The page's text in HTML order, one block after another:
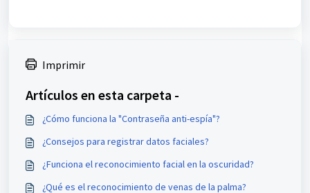
Imprimir
Artículos en esta carpeta -
¿Cómo funciona la "Contraseña anti-espía"?
¿Consejos para registrar datos faciales?
¿Funciona el reconocimiento facial en la oscuridad?
¿Qué es el reconocimiento de venas de la palma?